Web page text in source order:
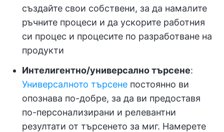
създайте свои собствени, за да намалите
ръчните процеси и да ускорите работния
си процес и процесите по разработване на
продукти
Интелигентно/универсално търсене:
Универсалното търсене постоянно ви
опознава по-добре, за да ви предоставя
по-персонализирани и релевантни
резултати от търсенето за миг. Намерете